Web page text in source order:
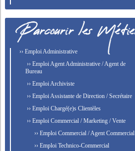
›› Emploi Administrative
›› Emploi Agent Administrative / Agent de
Bureau
›› Emploi Archiviste
›› Emploi Assistante de Direction / Secrétaire
›› Emploi Chargé(e)s Clientèles
›› Emploi Commercial / Marketing / Vente
›› Emploi Commercial / Agent Commercial
›› Emploi Technico-Commercial